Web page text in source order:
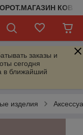
заказы и
сегодня
в ближайший
изделия